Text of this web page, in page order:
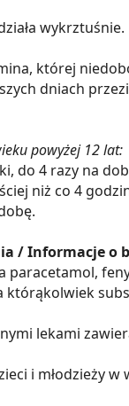
wykrztuśnie.
której
dniach
powyżej 12 lat:
do 4 razy na
niż co 4
/ Informacje o
paracetamol,
którąkolwiek
lekami
i młodzieży w